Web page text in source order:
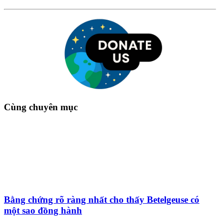
Cùng chuyên mục
Bằng chứng rõ ràng nhất cho thấy Betelgeuse có
một sao đồng hành